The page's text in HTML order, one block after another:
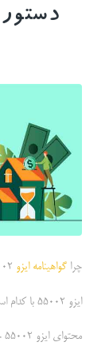
چرا گواهینامه ایزو
ایزو 55002 با کدام استانداردها دارای ارتباط می باشد؟
محتوای ایزو 55002 چیست؟